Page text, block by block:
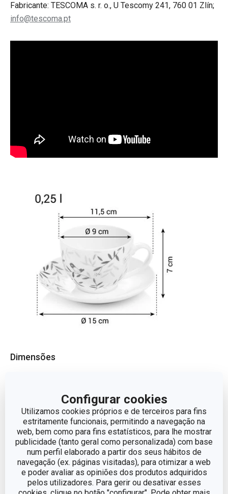
Configurar cookies
Utilizamos cookies próprios e de terceiros para fins
estritamente funcionais, permitindo a navegação na
web, bem como para fins estatísticos, para lhe mostrar
publicidade (tanto geral como personalizada) com base
num perfil elaborado a partir dos seus hábitos de
navegação (ex. páginas visitadas), para otimizar a web
e poder avaliar as opiniões dos produtos adquiridos
pelos utilizadores. Para gerir ou desativar esses
Fabricante: TESCOMA s. r. o., U Tescomy 241, 760 01 Zlín;
info@tescoma.pt
Dimensões
VOLUME 0.25
DIÂMETRO 15
Outros parâmetros